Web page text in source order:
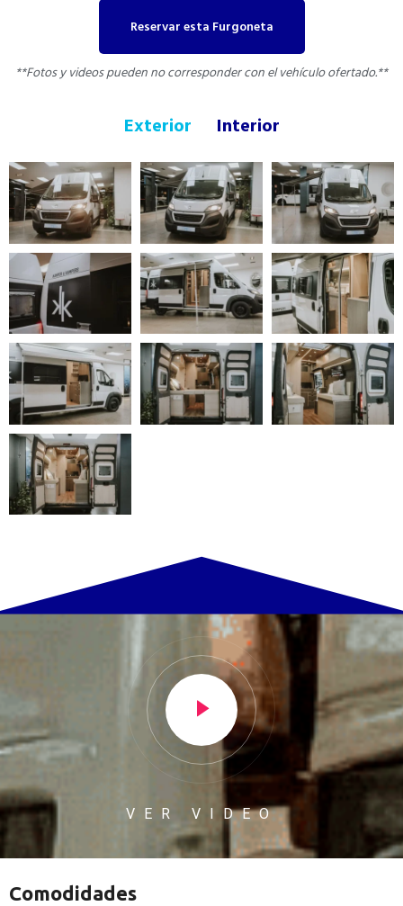
Reservar esta Furgoneta
**Fotos y videos pueden no corresponder con el vehículo ofertado.**
Exterior Interior
VER VIDEO
Comodidades